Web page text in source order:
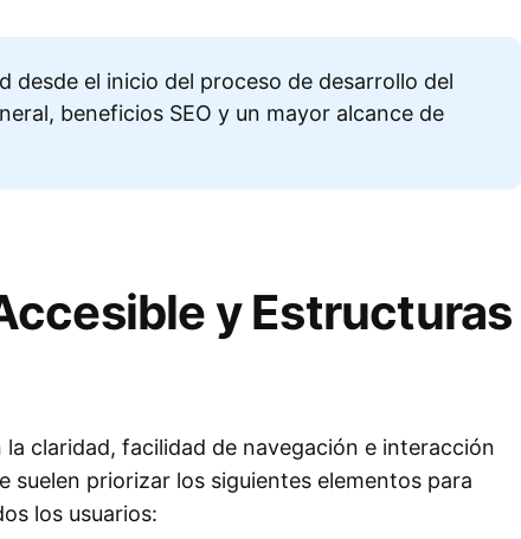
desde el inicio del proceso de desarrollo del
beneficios SEO y un mayor alcance de
y Estructuras
claridad, facilidad de navegación e interacción
suelen priorizar los siguientes elementos para
los usuarios: